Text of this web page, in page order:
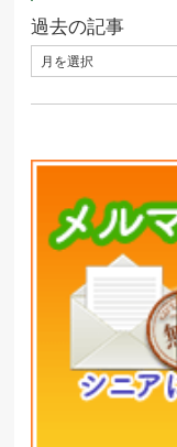
過去の記事